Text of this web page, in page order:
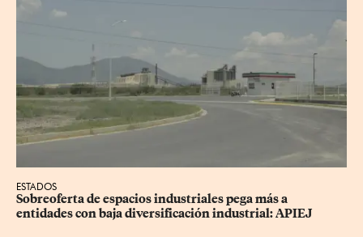
ESTADOS
Sobreoferta de espacios industriales pega más a
entidades con baja diversificación industrial: APIEJ